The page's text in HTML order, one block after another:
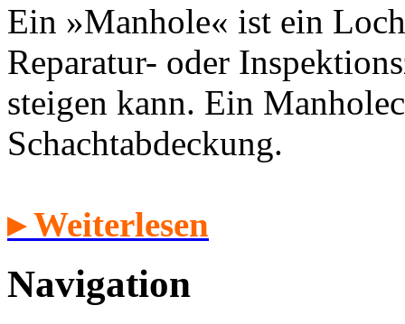
Ein »Manhole« ist ein
Reparatur- oder
steigen kann. Ein
Schachtabdeckung.
▸ Weiterlesen
Navigation